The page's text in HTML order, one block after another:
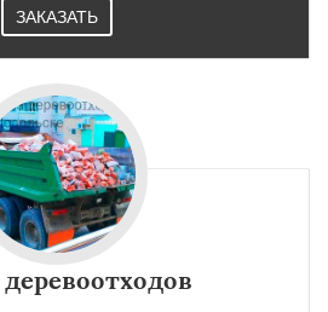
ЗАКАЗАТЬ